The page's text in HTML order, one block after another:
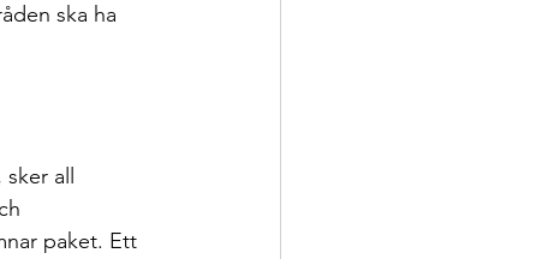
ska ha
all
paket. Ett